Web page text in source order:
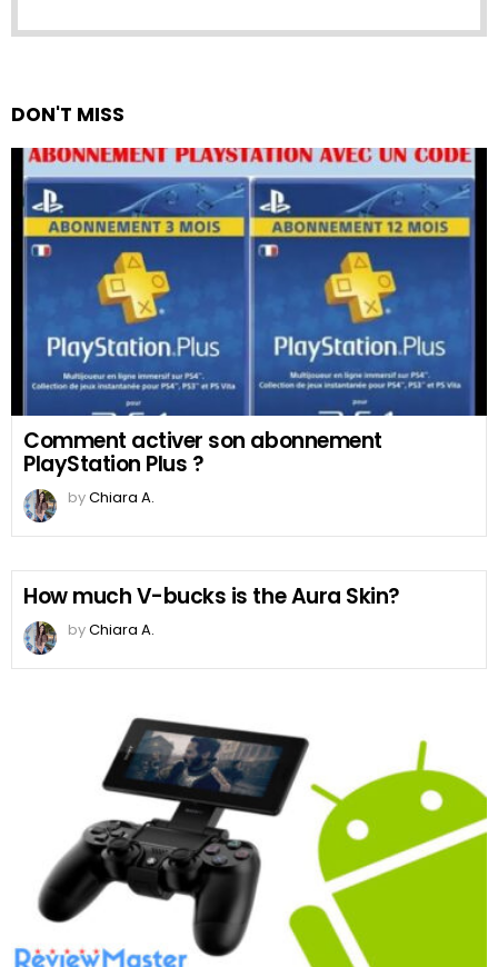
DON'T MISS
Comment activer son abonnement
PlayStation Plus ?
byChiara A.
How much V-bucks is the Aura Skin?
byChiara A.